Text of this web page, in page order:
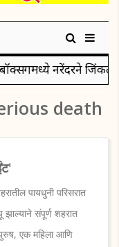
नरेंदरने जिंकले
death
पायधुनी परिसरात
संपूर्ण शहरात
एक महिला आणि